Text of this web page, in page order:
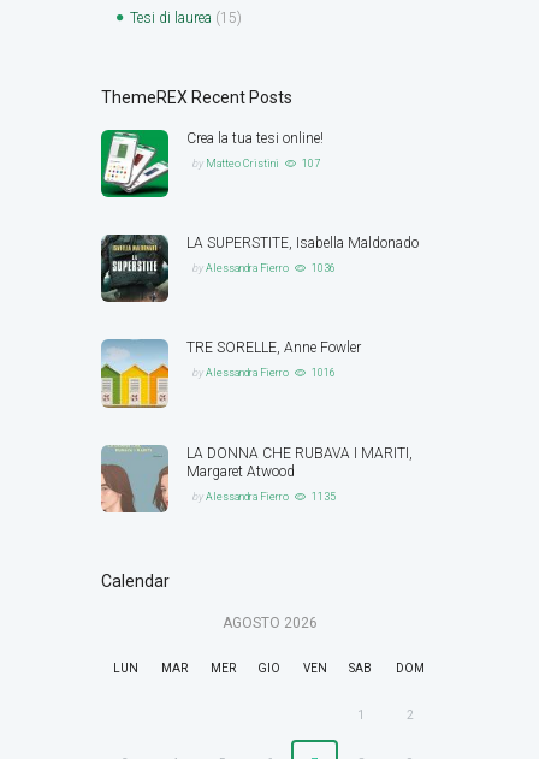
Tesi di laurea (15)
ThemeREX Recent Posts
Crea la tua tesi online!
by Matteo Cristini 107
LA SUPERSTITE, Isabella Maldonado
byAlessandra Fierro 1036
TRE SORELLE, Anne Fowler
byAlessandra Fierro 1016
LA DONNA CHE RUBAVA I MARITI,
Margaret Atwood
byAlessandra Fierro 1135
Calendar
AGOSTO 2026
LUN MAR MER GIO VEN SAB DOM
1 2